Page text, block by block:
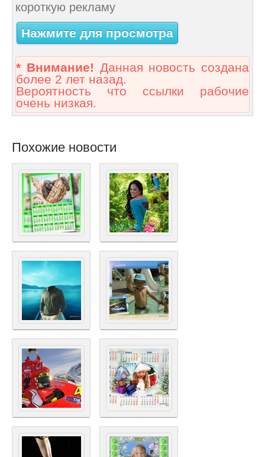
короткую рекламу
Нажмите для просмотра
* Внимание! Данная новость создана
более 2 лет назад.
Вероятность что ссылки рабочие
очень низкая.
Похожие новости